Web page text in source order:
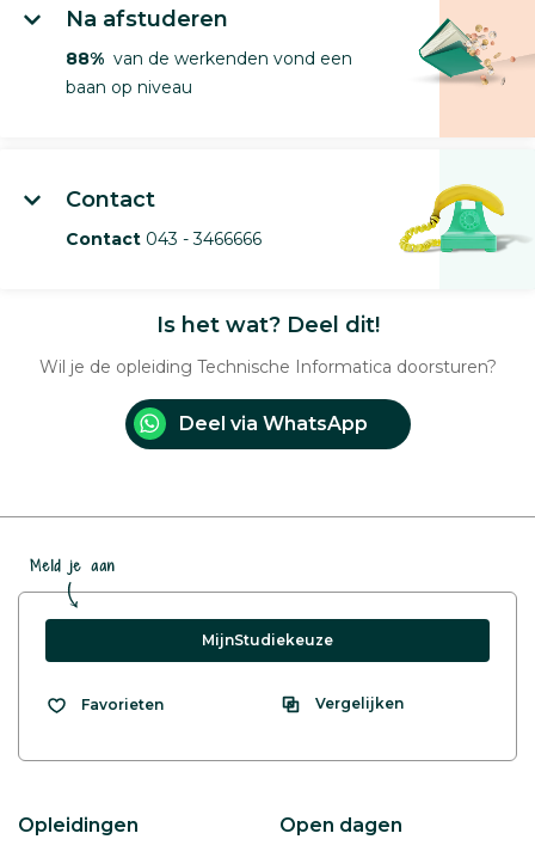
Na afstuderen
88% van de werkenden vond een
baan op niveau
Contact
Contact 043 - 3466666
Is het wat? Deel dit!
Wil je de opleiding Technische Informatica doorsturen?
Deel via WhatsApp
Meld je aan
MijnStudiekeuze
Favorieten Vergelijken
Opleidingen Open dagen